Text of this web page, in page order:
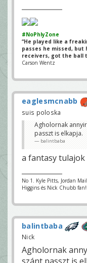
#NoPhlyZone
“He played like a
passes he missed,
receivers, got the ball
Carson Wentz
eaglesmcnabb
suis poloska
Agholornak
passzt is elkapja.
balintbaba
a fantasy tulajok
No 1. Kyle Pitts, Jordan
Higgins és Nick Chubb
balintbaba
Nick
Agholornak